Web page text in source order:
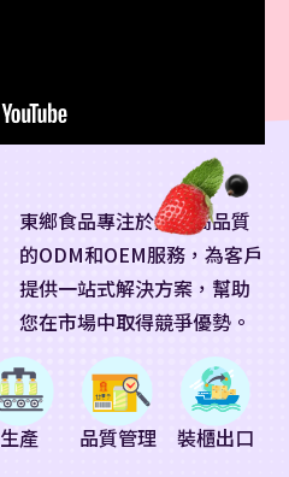
東鄉食品專注於提供高品質
的ODM和OEM服務，為客戶
提供一站式解決方案，幫助
您在市場中取得競爭優勢。
生產 品質管理 裝櫃出口